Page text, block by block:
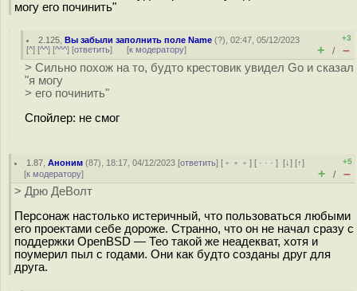
могу его починить"
2.125 ,Вы забыли заполнить поле Name (?), 02:47, 05/12/2023
[^] [^^] [^^^] [ответить] [к модератору]
+3
+ / –
> Сильно похож на то, будто крестовик увидел Go и сказал
"я могу
> его починить"
Спойлер: не смог
1.87 ,Аноним (87), 18:17, 04/12/2023 [ответить] [ ﹢﹢﹢] [ · · ·][↓] [↑]
[к модератору]
+5
+ / –
> Дрю ДеВолт
Персонаж настолько истеричный, что пользоваться любыми
его проектами себе дороже. Странно, что он не начал сразу с
поддержки OpenBSD — Тео такой же неадекват, хотя и
поумерил пыл с годами. Они как будто созданы друг для
друга.